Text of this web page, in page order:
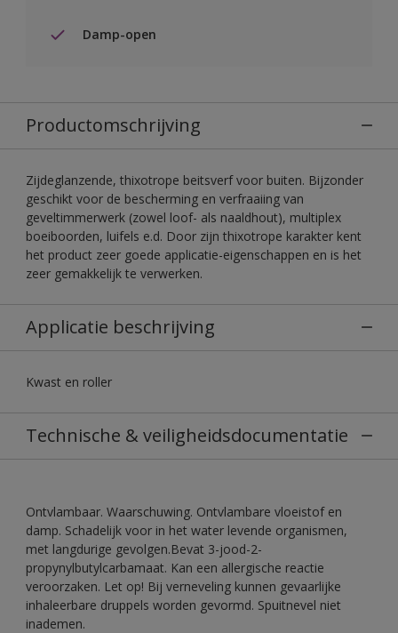
Damp-open
Productomschrijving
Zijdeglanzende, thixotrope beitsverf voor buiten. Bijzonder
geschikt voor de bescherming en verfraaiing van
geveltimmerwerk (zowel loof- als naaldhout), multiplex
boeiboorden, luifels e.d. Door zijn thixotrope karakter kent
het product zeer goede applicatie-eigenschappen en is het
zeer gemakkelijk te verwerken.
Applicatie beschrijving
Kwast en roller
Technische & veiligheidsdocumentatie
Ontvlambaar. Waarschuwing. Ontvlambare vloeistof en
damp. Schadelijk voor in het water levende organismen,
met langdurige gevolgen.Bevat 3-jood-2-
propynylbutylcarbamaat. Kan een allergische reactie
veroorzaken. Let op! Bij verneveling kunnen gevaarlijke
inhaleerbare druppels worden gevormd. Spuitnevel niet
inademen.